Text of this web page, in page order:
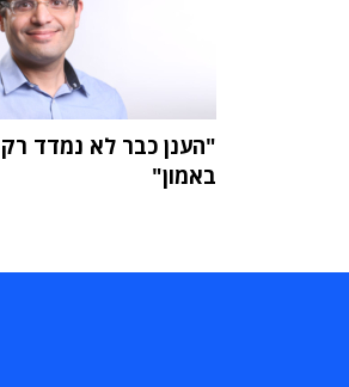
"הענן כבר לא נמדד
באמון"